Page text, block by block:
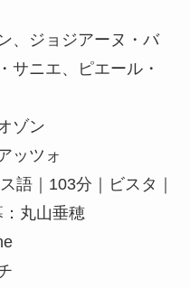
、ジョジアーヌ・バ
サニエ、ピエール・
ゾン
ッツォ
語｜103分｜ビスタ｜
丸山垂穂